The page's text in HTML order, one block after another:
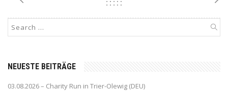
NEUESTE BEITRÄGE
03.08.2026 – Charity Run in Trier-Olewig (DEU)